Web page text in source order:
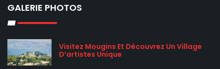
GALERIE PHOTOS
Visitez Mougins Et Découvrez Un Village
D’artistes Unique